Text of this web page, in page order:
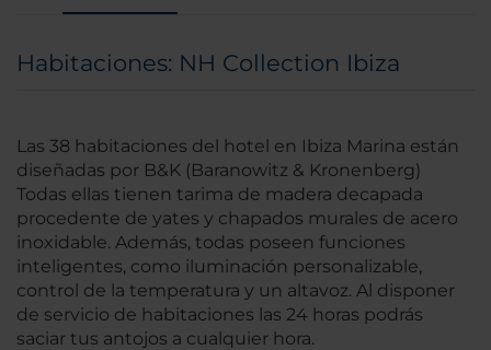
Habitaciones: NH Collection Ibiza
Las 38 habitaciones del hotel en Ibiza Marina están
diseñadas por B&K (Baranowitz & Kronenberg)
Todas ellas tienen tarima de madera decapada
procedente de yates y chapados murales de acero
inoxidable. Además, todas poseen funciones
inteligentes, como iluminación personalizable,
control de la temperatura y un altavoz. Al disponer
de servicio de habitaciones las 24 horas podrás
saciar tus antojos a cualquier hora.